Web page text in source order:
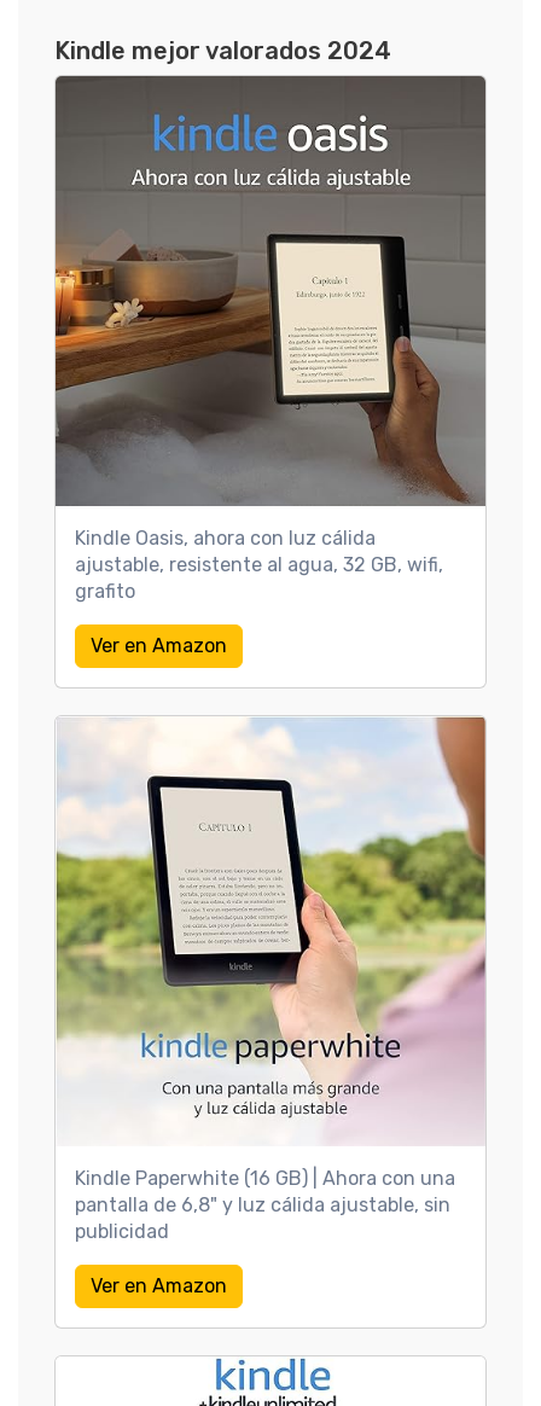
Kindle mejor valorados 2024
Kindle Oasis, ahora con luz cálida
ajustable, resistente al agua, 32 GB, wifi,
grafito
Ver en Amazon
Kindle Paperwhite (16 GB) | Ahora con una
pantalla de 6,8" y luz cálida ajustable, sin
publicidad
Ver en Amazon